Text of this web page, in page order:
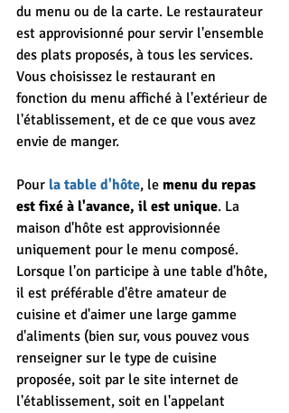
du menu ou de la carte. Le restaurateur
est approvisionné pour servir l'ensemble
des plats proposés, à tous les services.
Vous choisissez le restaurant en
fonction du menu affiché à l'extérieur de
l'établissement, et de ce que vous avez
envie de manger.
Pour la table d'hôte, le menu du repas
est fixé à l'avance, il est unique. La
maison d'hôte est approvisionnée
uniquement pour le menu composé.
Lorsque l'on participe à une table d'hôte,
il est préférable d'être amateur de
cuisine et d'aimer une large gamme
d'aliments (bien sur, vous pouvez vous
renseigner sur le type de cuisine
proposée, soit par le site internet de
l'établissement, soit en l'appelant